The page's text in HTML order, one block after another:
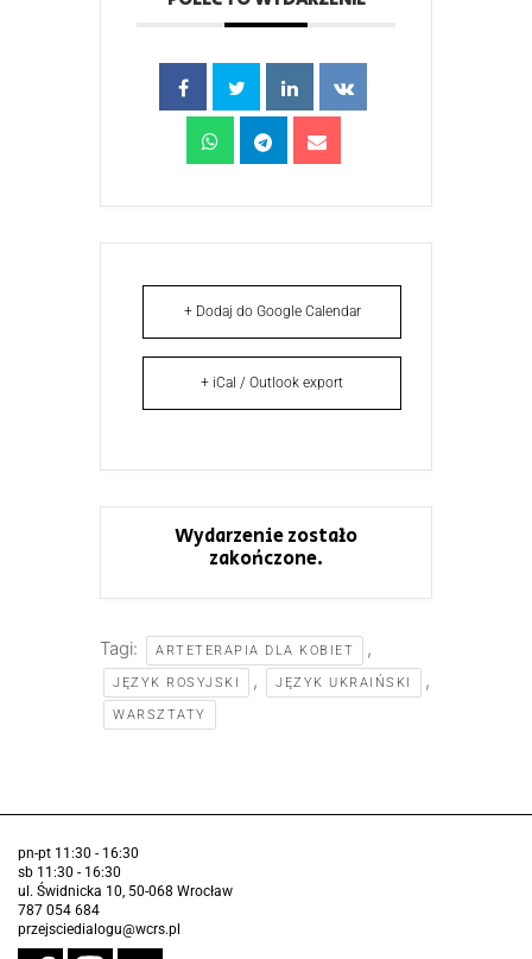
+ Dodaj do Google Calendar
+ iCal / Outlook export
Wydarzenie zostało
zakończone.
Tagi: ARTETERAPIA DLA KOBIET ,
JĘZYK ROSYJSKI , JĘZYK UKRAIŃSKI ,
WARSZTATY
pn-pt 11:30 - 16:30
sb 11:30 - 16:30
ul. Świdnicka 10, 50-068 Wrocław
787 054 684
przejsciedialogu@wcrs.pl